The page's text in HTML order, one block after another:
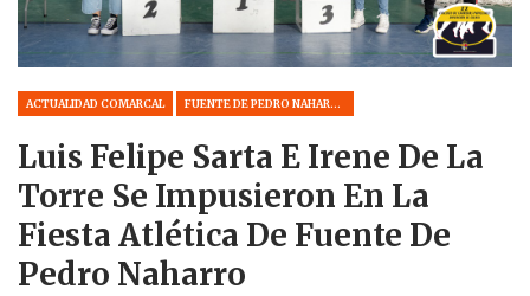
ACTUALIDAD COMARCAL FUENTE DE PEDRO NAHARRO
Luis Felipe Sarta E Irene De La
Torre Se Impusieron En La
Fiesta Atlética De Fuente De
Pedro Naharro